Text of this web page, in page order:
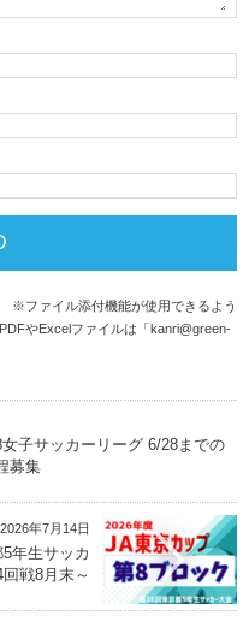
※ファイル添付機能が使用できるよう
やExcelファイルは「 kanri@green-
子サッカーリーグ 6/28までの
募集
2026年7月14日
年生サッカ
戦8月末～